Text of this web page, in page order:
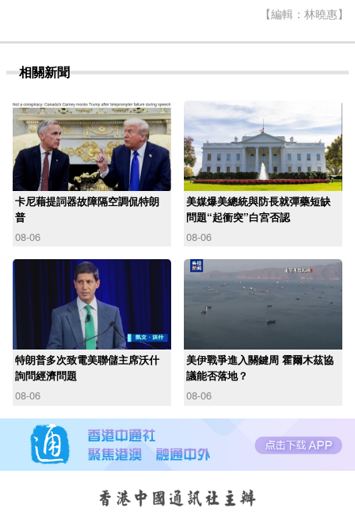
【編輯：林曉惠】
相關新聞
卡尼藉提詞器故障隔空調侃特朗
普
08-06
美媒爆美總統與防長就彈藥短缺
問題“起衝突”白宮否認
08-06
特朗普多次致電美聯儲主席沃什
詢問經濟問題
08-06
美伊戰爭進入關鍵周 霍爾木茲協
議能否落地？
08-06